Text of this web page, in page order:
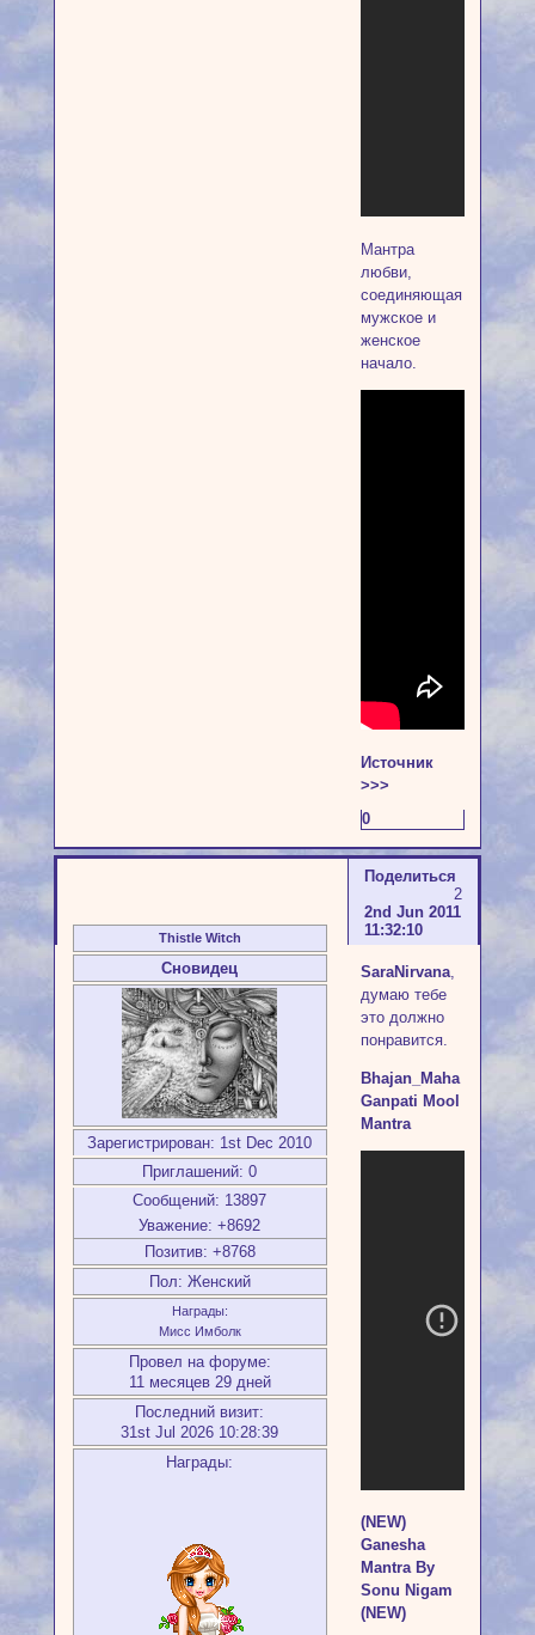
Мантра
любви,
соединяющая
мужское и
женское
начало.
Источник
>>>
0
Поделиться
2
2nd Jun 2011
11:32:10
Thistle Witch
Сновидец
Зарегистрирован: 1st Dec 2010
Приглашений: 0
Сообщений: 13897
Уважение: +8692
Позитив: +8768
Пол: Женский
Награды:
Мисс Имболк
Провел на форуме:
11 месяцев 29 дней
Последний визит:
31st Jul 2026 10:28:39
Награды:
SaraNirvana,
думаю тебе
это должно
понравится.
Bhajan_Maha
Ganpati Mool
Mantra
(NEW)
Ganesha
Mantra By
Sonu Nigam
(NEW)